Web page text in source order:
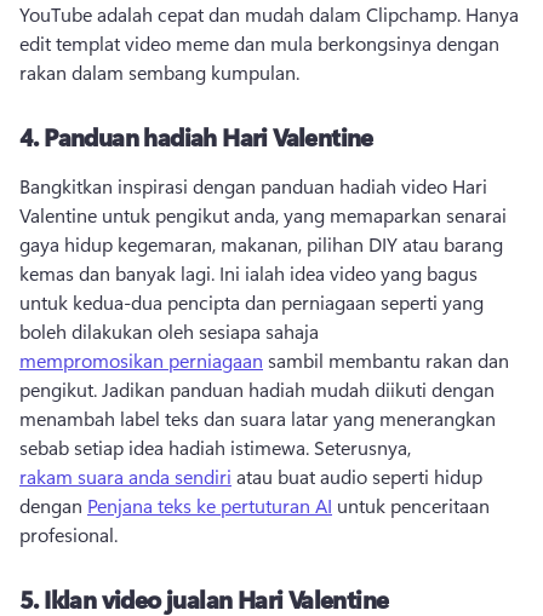
YouTube adalah cepat dan mudah dalam Clipchamp. Hanya
edit templat video meme dan mula berkongsinya dengan
rakan dalam sembang kumpulan.
4.Panduan hadiah Hari Valentine
Bangkitkan inspirasi dengan panduan hadiah video Hari
Valentine untuk pengikut anda, yang memaparkan senarai
gaya hidup kegemaran, makanan, pilihan DIY atau barang
kemas dan banyak lagi. Ini ialah idea video yang bagus
untuk kedua-dua pencipta dan perniagaan seperti yang
boleh dilakukan oleh sesiapa sahaja
mempromosikan perniagaan sambil membantu rakan dan
pengikut. Jadikan panduan hadiah mudah diikuti dengan
menambah label teks dan suara latar yang menerangkan
sebab setiap idea hadiah istimewa. Seterusnya,
rakam suara anda sendiri atau buat audio seperti hidup
dengan Penjana teks ke pertuturan AI untuk penceritaan
profesional.
5.Iklan video jualan Hari Valentine